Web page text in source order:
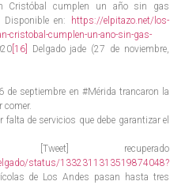
Cristóbal cumplen un año sin gas
en: https://elpitazo.net/los-
cristobal-cumplen-un-ano-sin-gas-
[16]
Delgado jade (27 de noviembre,
de septiembre en #Mérida trancaron la
comer.
de servicios que debe garantizar el
[Tweet] recuperado
status/1332311313519874048?
de Los Andes pasan hasta tres